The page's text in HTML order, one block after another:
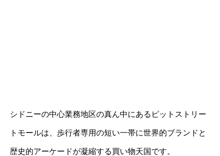
シドニーの中心業務地区の真ん中にあるピットストリー
トモールは、歩行者専用の短い一帯に世界的ブランドと
歴史的アーケードが凝縮する買い物天国です。